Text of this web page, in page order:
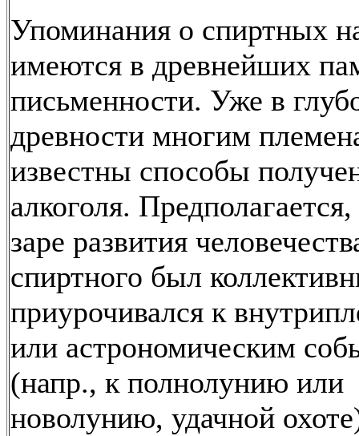
Упоминания о спиртных
имеются в древнейших
письменности. Уже в
древности многим
известны способы
алкоголя.
заре развития
спиртного был
приурочивался к
или астрономическим
(напр., к полнолунию или
новолунию, удачной